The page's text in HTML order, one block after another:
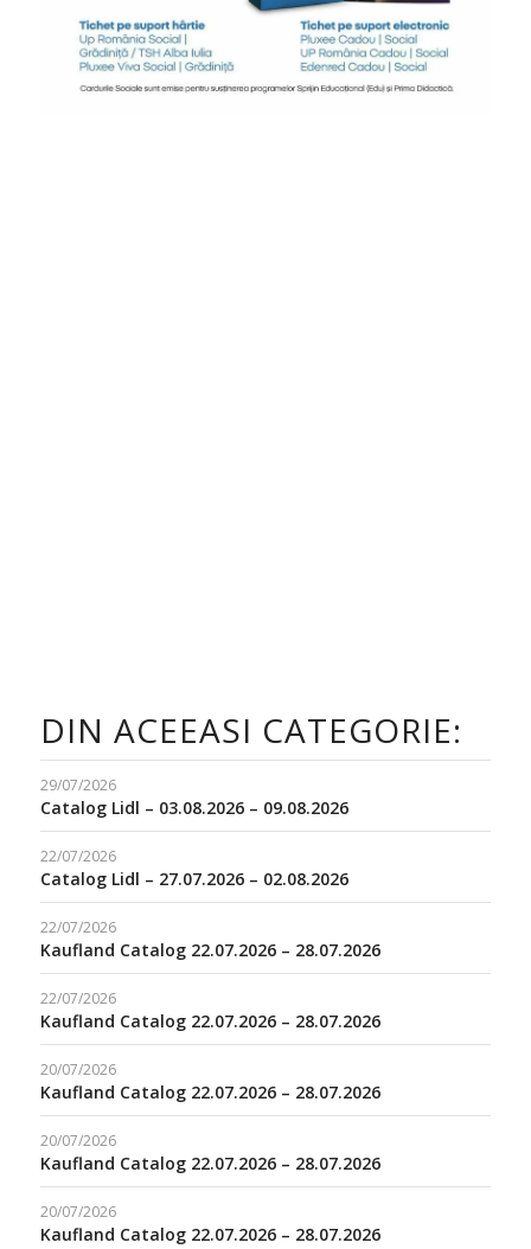
DIN ACEEASI CATEGORIE:
29/07/2026
Catalog Lidl – 03.08.2026 – 09.08.2026
22/07/2026
Catalog Lidl – 27.07.2026 – 02.08.2026
22/07/2026
Kaufland Catalog 22.07.2026 – 28.07.2026
22/07/2026
Kaufland Catalog 22.07.2026 – 28.07.2026
20/07/2026
Kaufland Catalog 22.07.2026 – 28.07.2026
20/07/2026
Kaufland Catalog 22.07.2026 – 28.07.2026
20/07/2026
Kaufland Catalog 22.07.2026 – 28.07.2026